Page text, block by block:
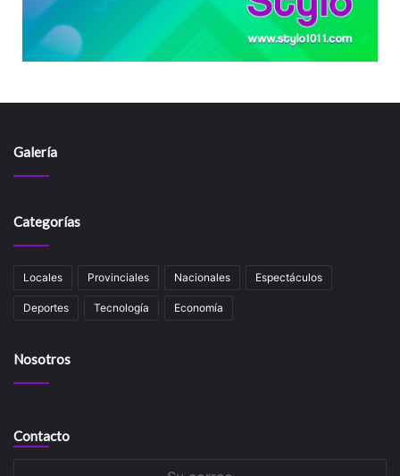
Galería
Categorías
Locales Provinciales Nacionales Espectáculos
Deportes Tecnología Economía
Nosotros
Contacto